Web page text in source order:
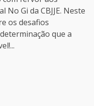
Gi da CBJJE. Neste
os desafios
que a